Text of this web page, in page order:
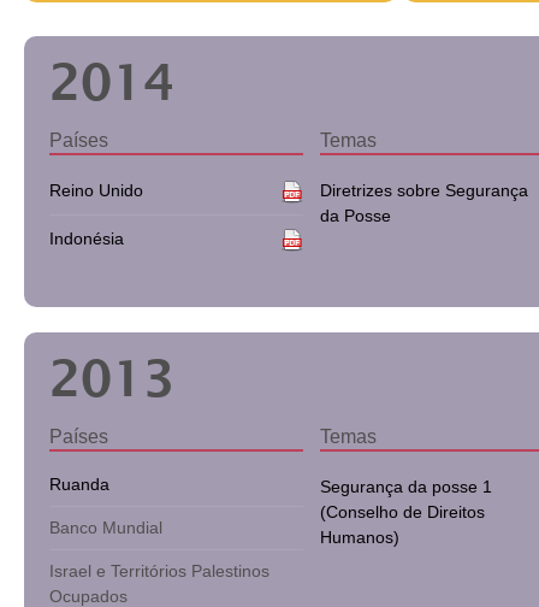
2014
Países
Reino Unido
Indonésia
Temas
Diretrizes sobre Segurança
da Posse
2013
Países
Ruanda
Banco Mundial
Israel e Territórios Palestinos
Ocupados
Temas
Segurança da posse 1
(Conselho de Direitos
Humanos)